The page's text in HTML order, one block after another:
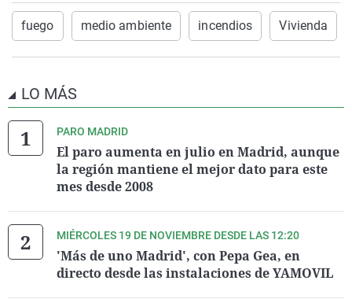
fuego medio ambiente incendios Vivienda
LO MÁS
PARO MADRID
El paro aumenta en julio en Madrid, aunque
la región mantiene el mejor dato para este
mes desde 2008
MIÉRCOLES 19 DE NOVIEMBRE DESDE LAS 12:20
'Más de uno Madrid', con Pepa Gea, en
directo desde las instalaciones de YAMOVIL